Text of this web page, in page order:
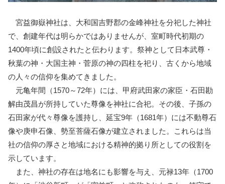
宮益御嶽神社は、大和国吉野郡の金峰神社を分祀した神社
で、創建年代は明らかではありませんが、室町時代初期の
1400年頃に創設されたと伝わります。祭神として日本武尊・
秋葉の神・大国主神・菅原の神の四柱を祀り、古くから地域
の人々の信仰を集めてきました。
元亀年間（1570～72年）には、甲府武田家の家臣・石田勘
解由茂昌が所持していた尊像を神社に合祀。その後、子孫の
石田家が代々尊像を護持し、延宝9年（1681年）には不動尊石
像や庚申石像、勢至菩薩石像が建立されました。これらは当
社の信仰の厚さと地域における精神的拠り所としての役割を
示しています。
また、神社の存在は地名にも影響を与え、元禄13年（1700